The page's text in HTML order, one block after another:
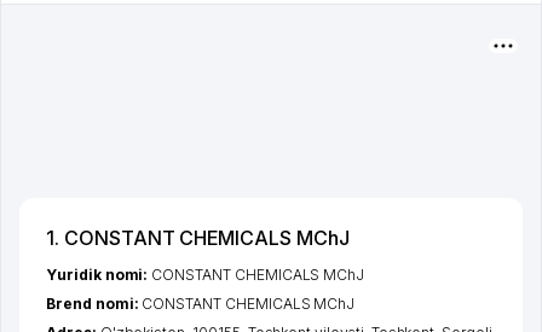
1. CONSTANT CHEMICALS MChJ
Yuridik nomi: CONSTANT CHEMICALS MChJ
Brend nomi: CONSTANT CHEMICALS MChJ